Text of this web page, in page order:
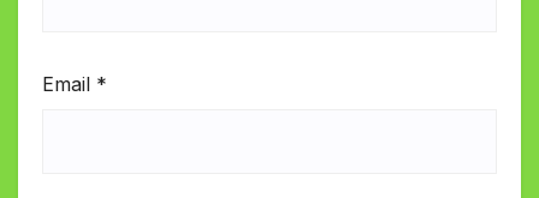
Email *